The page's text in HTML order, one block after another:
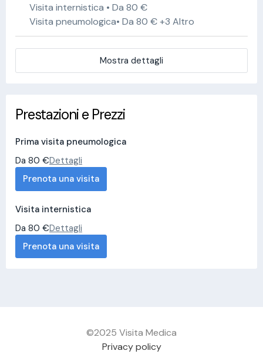
Visita internistica • Da 80 €
Visita pneumologica• Da 80 € +3 Altro
Mostra dettagli
Prestazioni e Prezzi
Prima visita pneumologica
Da 80 €Dettagli
Prenota una visita
Visita internistica
Da 80 €Dettagli
Prenota una visita
©2025 Visita Medica
Privacy policy